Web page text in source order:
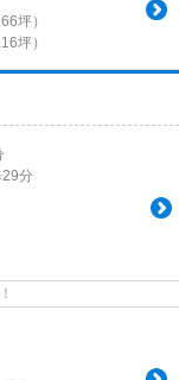
坪）
坪）
29分